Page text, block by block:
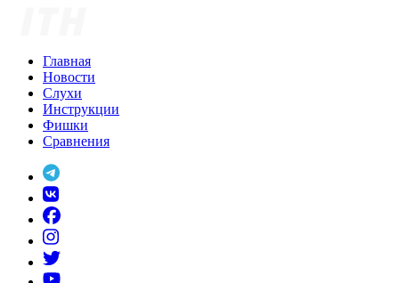
Главная
Новости
Слухи
Инструкции
Фишки
Сравнения